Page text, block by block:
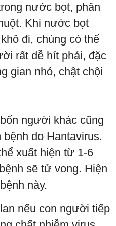
nước bọt, phân
Khi nước bọt
đi, chúng có thể
rất dễ hít phải, đặc
gian nhỏ, chật chội
người khác cũng
do Hantavirus.
xuất hiện từ 1-6
sẽ tử vong. Hiện
này.
nếu con người tiếp